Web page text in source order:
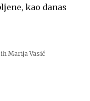
kao danas
Marija Vasić